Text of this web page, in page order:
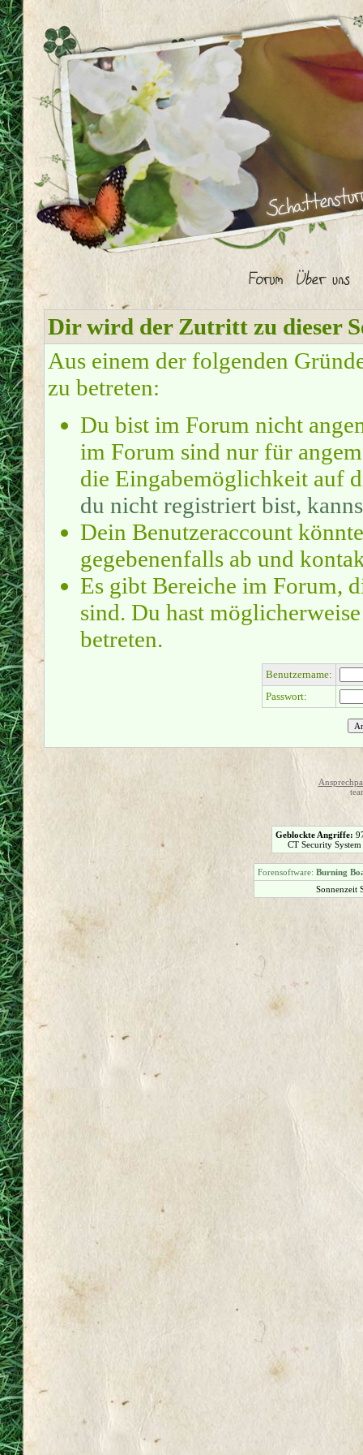
Dir wird der Zutritt zu dieser
Aus einem der folgenden
zu betreten:
Du bist im Forum nicht
im Forum sind nur für
die Eingabemöglichkeit auf
du nicht registriert bist,
Dein Benutzeraccount
gegebenenfalls ab und
Es gibt Bereiche im Forum,
sind. Du hast
betreten.
Benutzername:
Passwort:
Geblockte Angriffe:
CT Security
Forensoftware: Burning
Sonnenzeit